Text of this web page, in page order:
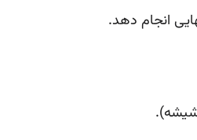
انجام دهد.